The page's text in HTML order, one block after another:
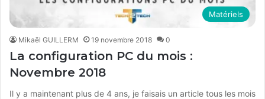
Matériels
Mikaël GUILLERM 19 novembre 2018 0
La configuration PC du mois :
Novembre 2018
Il y a maintenant plus de 4 ans, je faisais un article tous les mois